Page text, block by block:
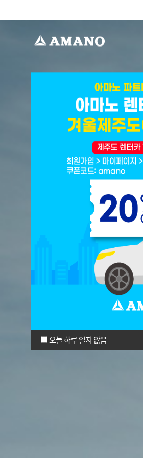
오늘 하루 열지 않음